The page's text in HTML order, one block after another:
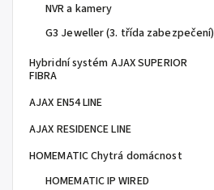
NVR a kamery
G3 Jeweller (3. třída zabezpečení)
Hybridní systém AJAX SUPERIOR
FIBRA
AJAX EN54 LINE
AJAX RESIDENCE LINE
HOMEMATIC Chytrá domácnost
HOMEMATIC IP WIRED